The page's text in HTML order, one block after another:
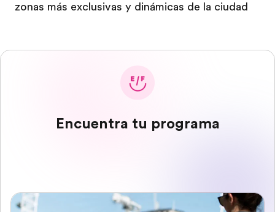
zonas más exclusivas y dinámicas de la ciudad
Encuentra tu programa